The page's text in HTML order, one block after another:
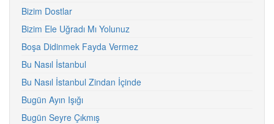
Bizim Dostlar
Bizim Ele Uğradı Mı Yolunuz
Boşa Didinmek Fayda Vermez
Bu Nasıl İstanbul
Bu Nasıl İstanbul Zindan İçinde
Bugün Ayın Işığı
Bugün Seyre Çıkmış